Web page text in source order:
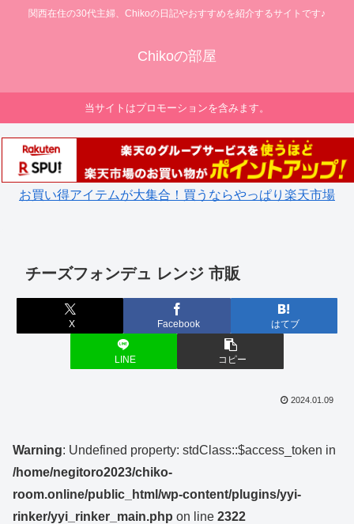
関西在住の30代主婦、Chikoの日記やおすすめを紹介するサイトです♪
Chikoの部屋
当サイトはプロモーションを含みます。
お買い得アイテムが大集合！買うならやっぱり楽天市場
チーズフォンデュ レンジ 市販
X Facebook はてブ
LINE コピー
2024.01.09
Warning: Undefined property: stdClass::$access_token in
/home/negitoro2023/chiko-
room.online/public_html/wp-content/plugins/yyi-
rinker/yyi_rinker_main.php on line 2322